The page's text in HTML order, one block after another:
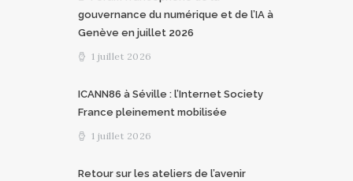
gouvernance du numérique et de l’IA à
Genève en juillet 2026
1 juillet 2026
ICANN86 à Séville : l’Internet Society
France pleinement mobilisée
1 juillet 2026
Retour sur les ateliers de l’avenir